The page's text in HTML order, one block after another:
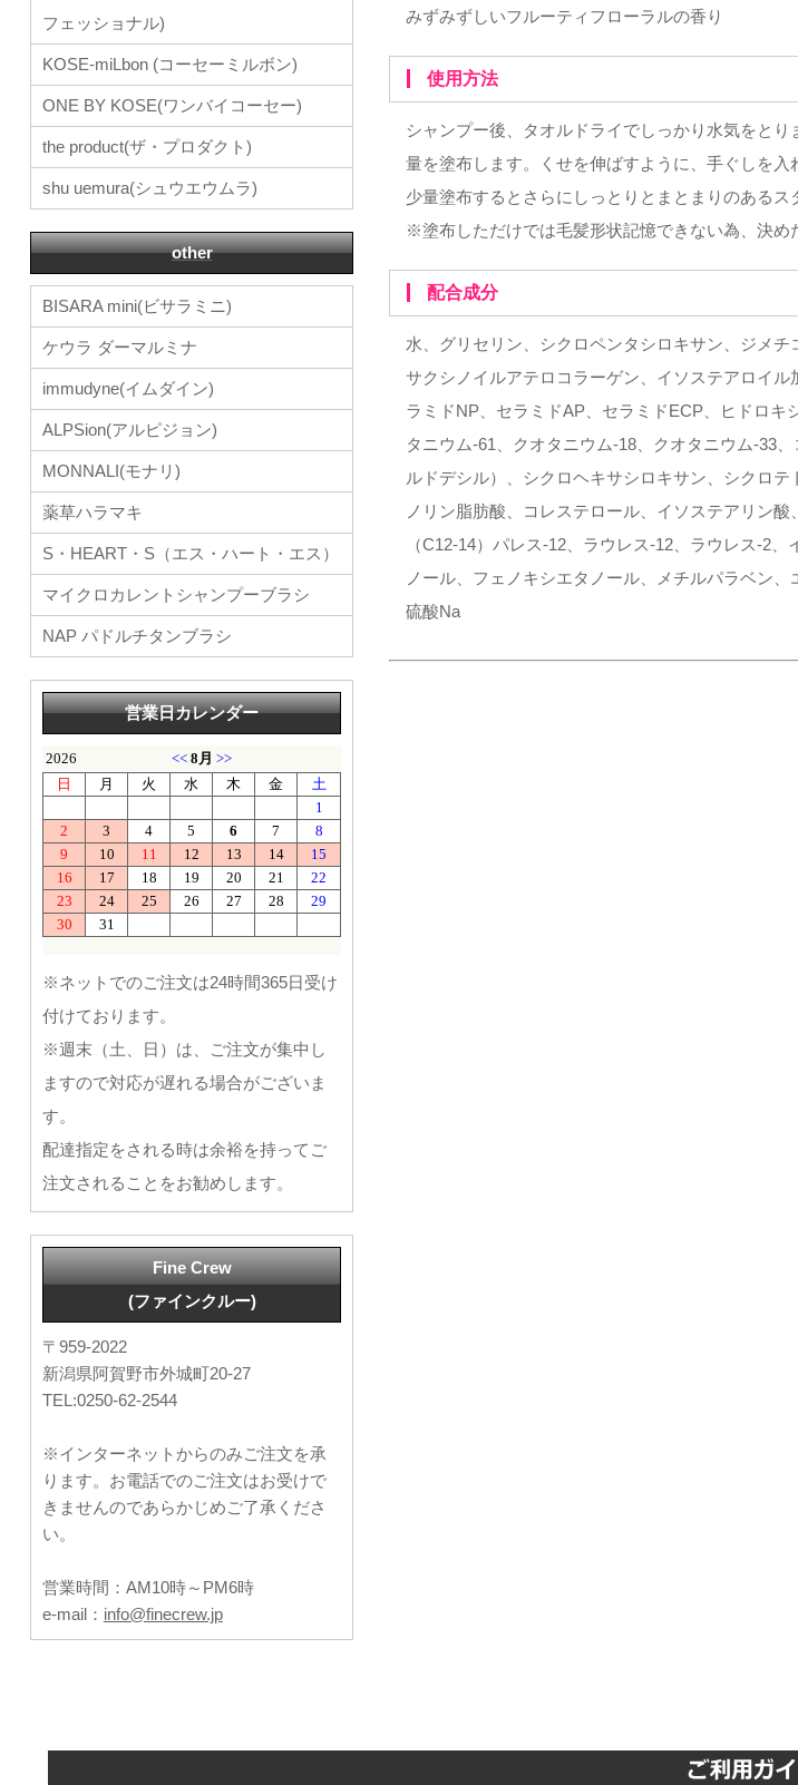
みずみずしいフルーティフローラルの香り
使用方法
シャンプー後、タオルドライでしっかり水気をと
量を塗布します。くせを伸ばすように、手ぐしを
少量塗布するとさらにしっとりとまとまりのあるス
※塗布しただけでは毛髪形状記憶できない為、決め
配合成分
水、グリセリン、シクロペンタシロキサン、ジメ
サクシノイルアテロコラーゲン、イソステアロイ
ラミドNP、セラミドAP、セラミドECP、ヒドロ
タニウム-61、クオタニウム-18、クオタニウム-33
ルドデシル）、シクロヘキサシロキサン、シクロ
ノリン脂肪酸、コレステロール、イソステアリン
（C12-14）パレス-12、ラウレス-12、ラウレス-2
ノール、フェノキシエタノール、メチルパラベン
硫酸Na
フェッショナル)
KOSE-miLbon (コーセーミルボン)
ONE BY KOSE(ワンバイコーセー)
the product(ザ・プロダクト)
shu uemura(シュウエウムラ)
other
BISARA mini(ビサラミニ)
ケウラ ダーマルミナ
immudyne(イムダイン)
ALPSion(アルピジョン)
MONNALI(モナリ)
薬草ハラマキ
S・HEART・S（エス・ハート・エス）
マイクロカレントシャンプーブラシ
NAP パドルチタンブラシ
営業日カレンダー
※ネットでのご注文は24時間365日受け
付けております。
※週末（土、日）は、ご注文が集中し
ますので対応が遅れる場合がございま
す。
配達指定をされる時は余裕を持ってご
注文されることをお勧めします。
Fine Crew
(ファインクルー)
〒959-2022
新潟県阿賀野市外城町20-27
TEL:0250-62-2544
※インターネットからのみご注文を承
ります。お電話でのご注文はお受けで
きませんのであらかじめご了承くださ
い。
営業時間：AM10時～PM6時
e-mail： info@finecrew.jp